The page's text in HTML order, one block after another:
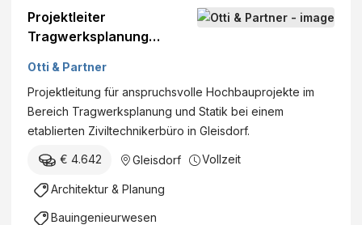
Projektleiter
Tragwerksplanung
Otti & Partner
Projektleitung für anspruchsvolle Hochbauprojekte im
Bereich Tragwerksplanung und Statik bei einem
etablierten Ziviltechnikerbüro in Gleisdorf.
€ 4.642 Gleisdorf Vollzeit
Architektur & Planung
Bauingenieurwesen